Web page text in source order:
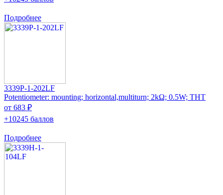
Подробнее
3339P-1-202LF
Potentiometer: mounting; horizontal,multiturn; 2kΩ; 0.5W; THT
от 683 ₽
+10245 баллов
Подробнее